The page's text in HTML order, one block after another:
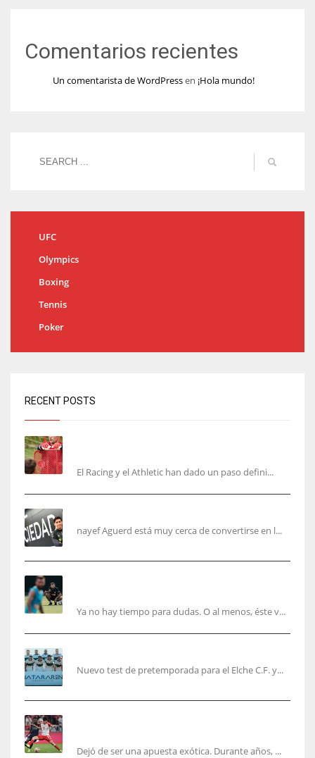
Comentarios recientes
Un comentarista de WordPressen ¡Hola mundo!
UFC
Olympics
Boxing
Tennis
Poker
RECENT POSTS
El Racing y el Athletic han dado un paso defini...
nayef Aguerd está muy cerca de convertirse en l...
Ya no hay tiempo para dudas. O al menos, éste v...
Nuevo test de pretemporada para el Elche C.F. y...
Dejó de ser una apuesta exótica. Durante años, ...